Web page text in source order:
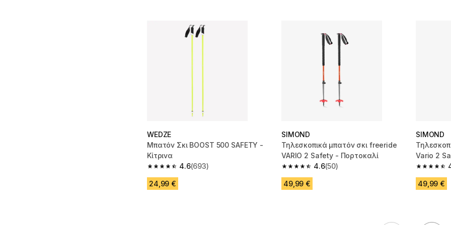
WEDZE
Μπατόν Σκι BOOST 500 SAFETY -
Κίτρινα
4.6
4.6 out of 5 stars from 693 reviews
(693)
24,99 €
SIMOND
Τηλεσκοπικά μπατόν σκι freeride
VARIO 2 Safety - Πορτοκαλί
4.6
4.6 out of 5 stars from 50 reviews
(50)
49,99 €
SIMOND
Vario 2
4.6 out
49,99 €